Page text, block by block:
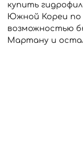
купить
Южной Кореи по
возможностью
Мартану и